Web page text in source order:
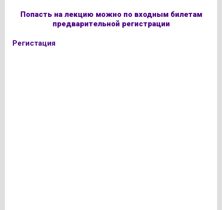
Попасть на лекцию можно по входным билетам
предварительной регистрации
Регистация